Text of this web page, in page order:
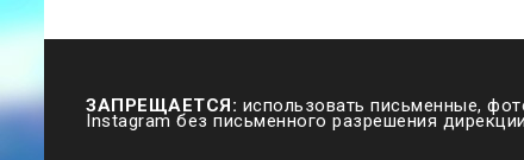
ЗАПРЕЩАЕТСЯ: использовать письменные,
Instagram без письменного разрешения